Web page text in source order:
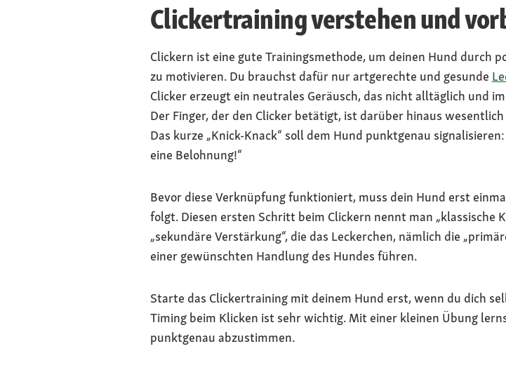
Clickertraining verstehen und
Clickern ist eine gute Trainingsmethode, um deinen Hund durch
zu motivieren. Du brauchst dafür nur artgerechte und gesunde
Clicker erzeugt ein neutrales Geräusch, das nicht alltäglich und
Der Finger, der den Clicker betätigt, ist darüber hinaus
Das kurze „Knick-Knack“ soll dem Hund punktgenau
eine Belohnung!“
Bevor diese Verknüpfung funktioniert, muss dein Hund erst
folgt. Diesen ersten Schritt beim Clickern nennt man „klassische
„sekundäre Verstärkung“, die das Leckerchen, nämlich die
einer gewünschten Handlung des Hundes führen.
Starte das Clickertraining mit deinem Hund erst, wenn du dich
Timing beim Klicken ist sehr wichtig. Mit einer kleinen Übung
punktgenau abzustimmen.